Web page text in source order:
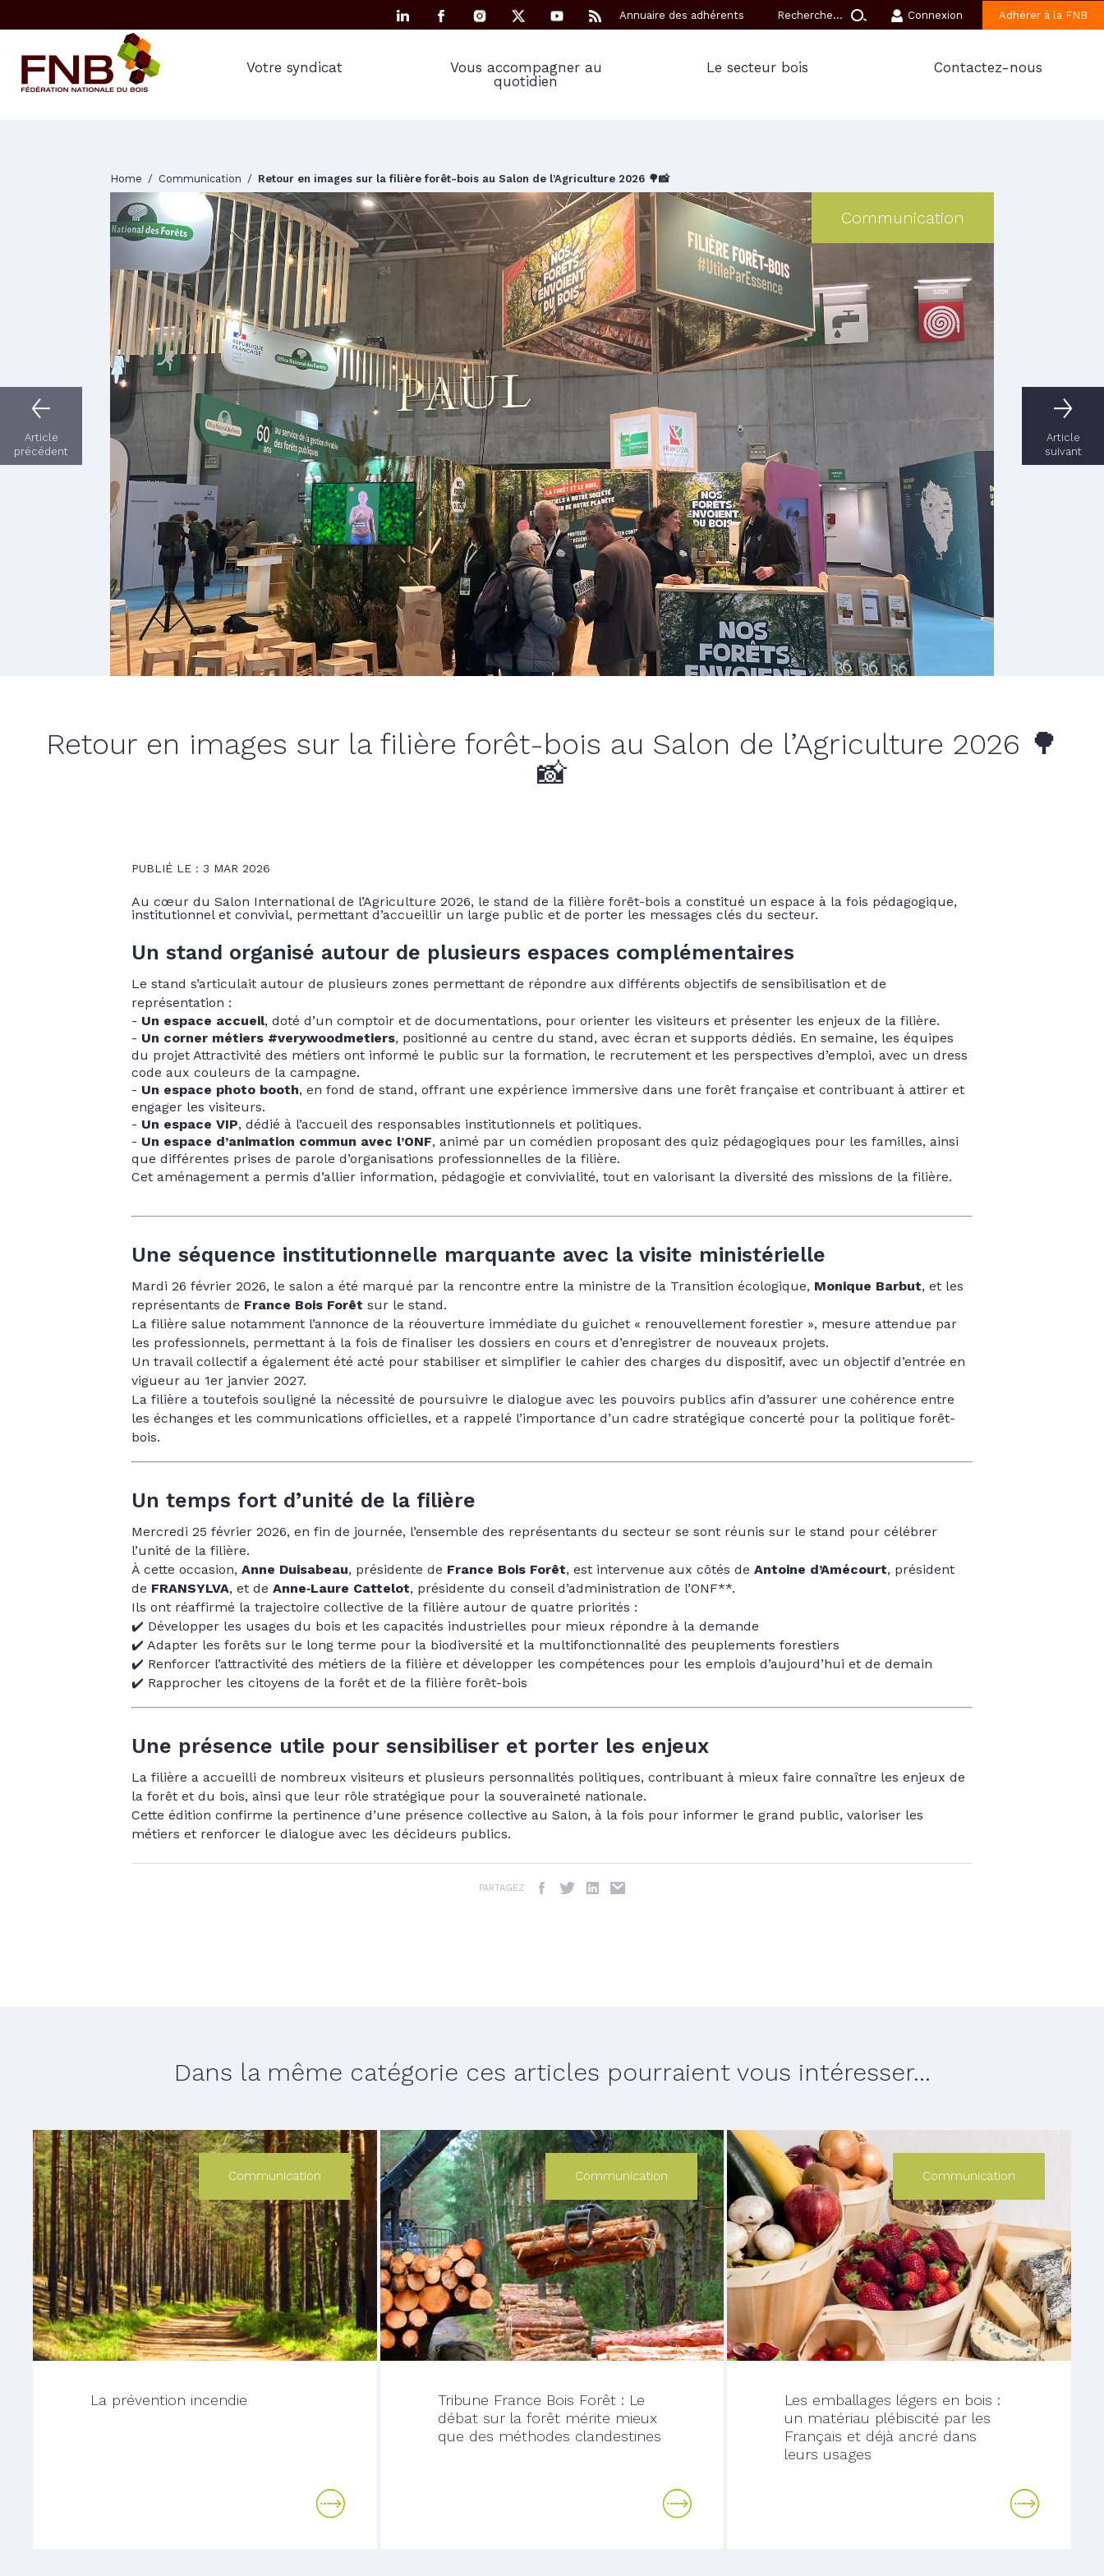
Annuaire des adhérents Connexion Adhérer à la FNB
Votre syndicat
Vous accompagner au
quotidien
Le secteur bois Contactez-nous
Home Communication Retour en images sur la filière forêt-bois au Salon de l’Agriculture 2026 🌳📸
Communication
Article
précédent
Article
suivant
Retour en images sur la filière forêt-bois au Salon de l’Agriculture 2026 🌳
📸
PUBLIÉ LE : 3 MAR 2026
Au cœur du Salon International de l’Agriculture 2026, le stand de la filière forêt-bois a constitué un espace à la fois pédagogique,
institutionnel et convivial, permettant d’accueillir un large public et de porter les messages clés du secteur.
Un stand organisé autour de plusieurs espaces complémentaires
Le stand s’articulait autour de plusieurs zones permettant de répondre aux différents objectifs de sensibilisation et de
représentation :
Un espace accueil, doté d’un comptoir et de documentations, pour orienter les visiteurs et présenter les enjeux de la filière.
Un corner métiers #verywoodmetiers, positionné au centre du stand, avec écran et supports dédiés. En semaine, les équipes
du projet Attractivité des métiers ont informé le public sur la formation, le recrutement et les perspectives d’emploi, avec un dress
code aux couleurs de la campagne.
Un espace photo booth, en fond de stand, offrant une expérience immersive dans une forêt française et contribuant à attirer et
engager les visiteurs.
Un espace VIP, dédié à l’accueil des responsables institutionnels et politiques.
Un espace d’animation commun avec l’ONF, animé par un comédien proposant des quiz pédagogiques pour les familles, ainsi
que différentes prises de parole d’organisations professionnelles de la filière.
Cet aménagement a permis d’allier information, pédagogie et convivialité, tout en valorisant la diversité des missions de la filière.
Une séquence institutionnelle marquante avec la visite ministérielle
Mardi 26 février 2026, le salon a été marqué par la rencontre entre la ministre de la Transition écologique, Monique Barbut, et les
représentants de France Bois Forêt sur le stand.
La filière salue notamment l’annonce de la réouverture immédiate du guichet « renouvellement forestier », mesure attendue par
les professionnels, permettant à la fois de finaliser les dossiers en cours et d’enregistrer de nouveaux projets.
Un travail collectif a également été acté pour stabiliser et simplifier le cahier des charges du dispositif, avec un objectif d’entrée en
vigueur au 1er janvier 2027.
La filière a toutefois souligné la nécessité de poursuivre le dialogue avec les pouvoirs publics afin d’assurer une cohérence entre
les échanges et les communications officielles, et a rappelé l’importance d’un cadre stratégique concerté pour la politique forêt-
bois.
Un temps fort d’unité de la filière
Mercredi 25 février 2026, en fin de journée, l’ensemble des représentants du secteur se sont réunis sur le stand pour célébrer
l’unité de la filière.
À cette occasion, Anne Duisabeau, présidente de France Bois Forêt, est intervenue aux côtés de Antoine d’Amécourt, président
de FRANSYLVA, et de Anne‑Laure Cattelot, présidente du conseil d’administration de l’ONF**.
Ils ont réaffirmé la trajectoire collective de la filière autour de quatre priorités :
✔️ Développer les usages du bois et les capacités industrielles pour mieux répondre à la demande
✔️ Adapter les forêts sur le long terme pour la biodiversité et la multifonctionnalité des peuplements forestiers
✔️ Renforcer l’attractivité des métiers de la filière et développer les compétences pour les emplois d’aujourd’hui et de demain
✔️ Rapprocher les citoyens de la forêt et de la filière forêt-bois
Une présence utile pour sensibiliser et porter les enjeux
La filière a accueilli de nombreux visiteurs et plusieurs personnalités politiques, contribuant à mieux faire connaître les enjeux de
la forêt et du bois, ainsi que leur rôle stratégique pour la souveraineté nationale.
Cette édition confirme la pertinence d’une présence collective au Salon, à la fois pour informer le grand public, valoriser les
métiers et renforcer le dialogue avec les décideurs publics.
PARTAGEZ
Dans la même catégorie ces articles pourraient vous intéresser...
Communication
La prévention incendie
Communication
Tribune France Bois Forêt : Le
débat sur la forêt mérite mieux
que des méthodes clandestines
Communication
Les emballages légers en bois :
un matériau plébiscité par les
Français et déjà ancré dans
leurs usages